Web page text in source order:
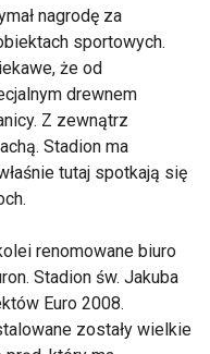
nagrodę za
sportowych.
że od
drewnem
Z zewnątrz
Stadion ma
tutaj spotkają się
renomowane biuro
Stadion św. Jakuba
Euro 2008.
zostały wielkie